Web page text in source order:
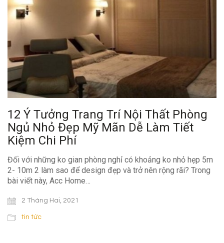
12 Ý Tưởng Trang Trí Nội Thất Phòng
Ngủ Nhỏ Đẹp Mỹ Mãn Dễ Làm Tiết
Kiệm Chi Phí
Đối với những ko gian phòng nghỉ có khoảng ko nhỏ hẹp 5m
2- 10m 2 làm sao để design đẹp và trở nên rộng rãi? Trong
bài viết này, Acc Home…
2 Tháng Hai, 2021
tin tức